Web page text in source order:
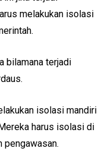
melakukan isolasi
bilamana terjadi
isolasi mandiri
harus isolasi di
pengawasan.